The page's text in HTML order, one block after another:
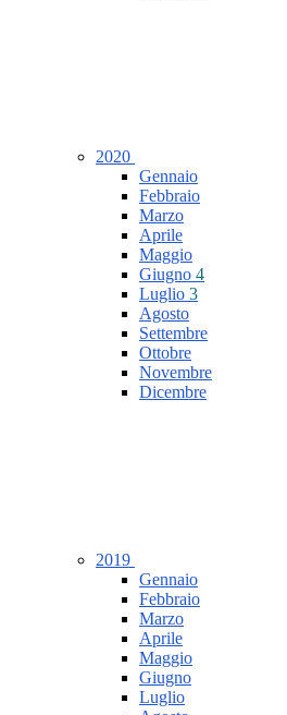
2020
Gennaio
Febbraio
Marzo
Aprile
Maggio
Giugno 4
Luglio 3
Agosto
Settembre
Ottobre
Novembre
Dicembre
2019
Gennaio
Febbraio
Marzo
Aprile
Maggio
Giugno
Luglio